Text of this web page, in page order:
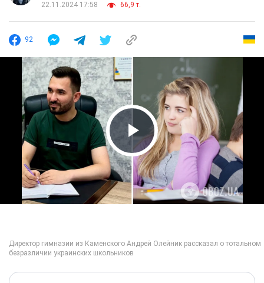
22.11.2024 17:58 66,9 т.
92
Play Video